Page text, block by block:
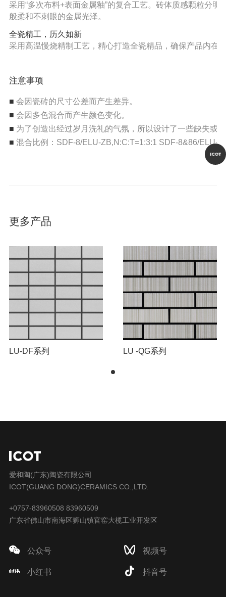
采用“多次布料+表面金属釉”的复合工艺。砖体质感颗粒分
般柔和不刺眼的金属光泽。
全瓷精工，历久如新
采用高温慢烧精制工艺，精心打造全瓷精品，确保产品内在
注意事项
■ 会因瓷砖的尺寸公差而产生差异。
■ 会因多色混合而产生颜色变化。
■ 为了创造出经过岁月洗礼的气氛，所以设计了一些缺失或
■ 混合比例：SDF-8/ELU-ZB,N:C:T=1:3:1 SDF-8&86/ELU-
更多产品
LU-DF系列 LU -QG系列
爱和陶(广东)陶瓷有限公司
ICOT(GUANG DONG)CERAMICS CO.,LTD.
+0757-83960508 83960509
广东省佛山市南海区狮山镇官窑大榄工业开发区
公众号 视频号
小红书 抖音号